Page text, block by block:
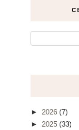
► 2026 (7)
► 2025 (33)